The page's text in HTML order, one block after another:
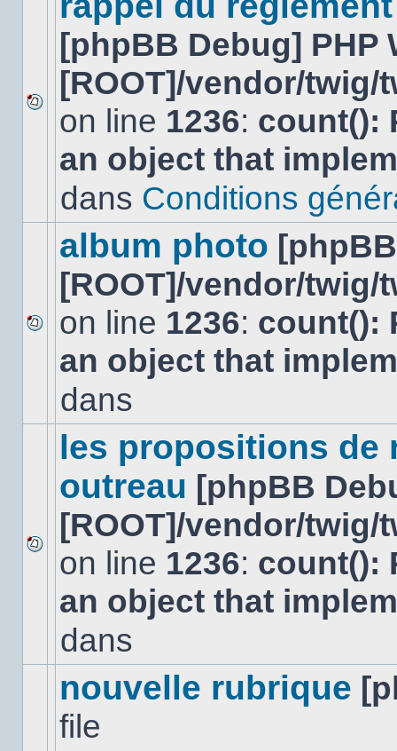
Aucun
nouveau
message
non-
dans
[phpBB Debug] PHP
[ROOT]/vendor/
on line 1236: count():
an object that
dans Conditions
Aucun
nouveau
message
sujet.
album photo
[ROOT]/vendor/
on line 1236: count():
an object that
dans
Aucun
nouveau
message
non-
dans
les propositions de
outreau [phpBB
[ROOT]/vendor/
on line 1236: count():
an object that
dans
nouvelle rubrique
file